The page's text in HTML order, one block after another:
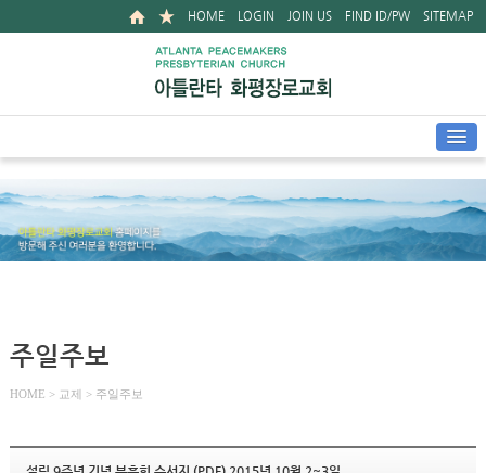
HOME LOGIN JOIN US FIND ID/PW SITEMAP
주일주보
HOME > 교제 > 주일주보